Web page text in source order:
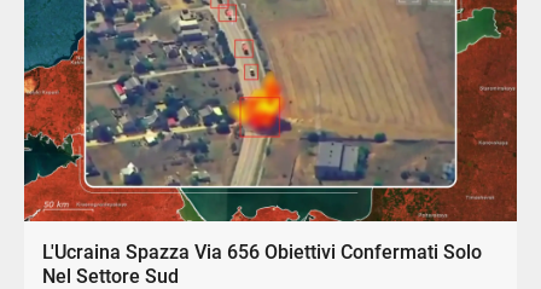
L'Ucraina Spazza Via 656 Obiettivi Confermati Solo
Nel Settore Sud